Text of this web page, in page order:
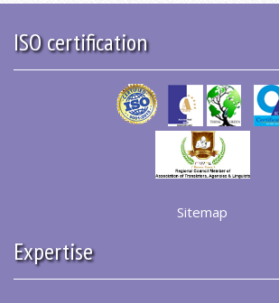
ISO certification
Sitemap
Expertise